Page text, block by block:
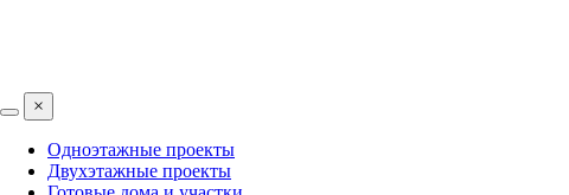
×
Одноэтажные проекты
Двухэтажные проекты